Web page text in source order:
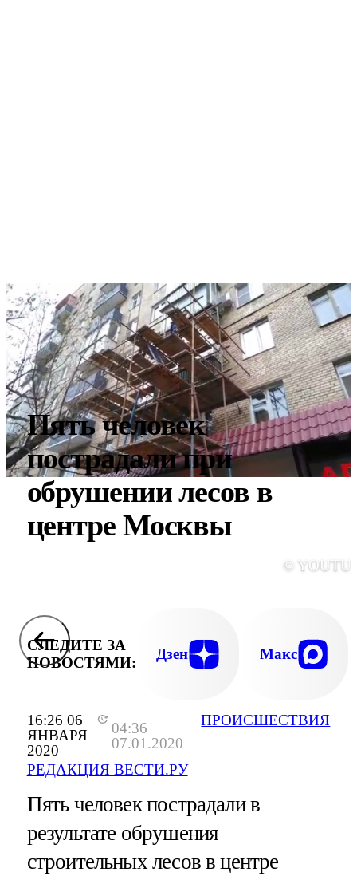
16:26 06
ЯНВАРЯ
2020
04:36
07.01.2020
РЕДАКЦИЯ ВЕСТИ.РУ
ПРОИСШЕСТВИЯ
Пять человек
пострадали при
обрушении лесов в
центре Москвы
©
СЛЕДИТЕ ЗА
НОВОСТЯМИ:
Дзен Макс
Пять человек пострадали в
результате обрушения
строительных лесов в центре